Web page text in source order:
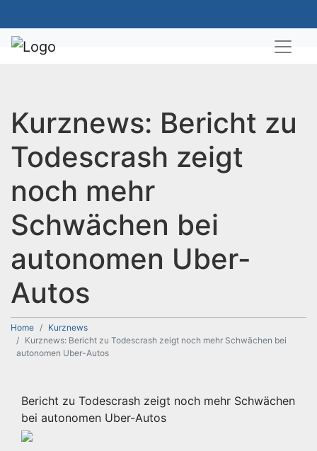
Kurznews: Bericht zu
Todescrash zeigt
noch mehr
Schwächen bei
autonomen Uber-
Autos
Home
Kurznews
Kurznews: Bericht zu Todescrash zeigt noch mehr Schwächen bei
autonomen Uber-Autos
Bericht zu Todescrash zeigt noch mehr Schwächen
bei autonomen Uber-Autos